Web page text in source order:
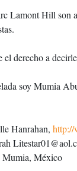
Lamont Hill son
derecho a
soy Mumia
Hanrahan, http://
Mumia, México